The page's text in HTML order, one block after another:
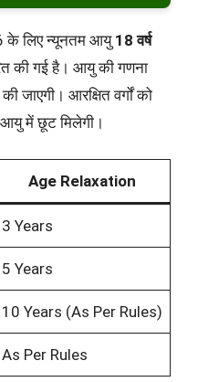
के लिए न्यूनतम आयु 18 वर्ष
की गई है। आयु की गणना
जाएगी। आरक्षित वर्गों को
में छूट मिलेगी।
Age Relaxation
3 Years
5 Years
10 Years (As Per Rules)
As Per Rules